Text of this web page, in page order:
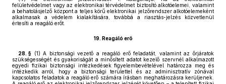
felületvédelmet vagy az elektronikai térvédelmet biztosító alkotóelemei, valamint
a behatolásjelző központ a teljes körű elektronikai jelzőrendszer alkotóelemeként
alkalmasak a védelem kialakítására, továbbá a riasztás-jelzés közvetlenül
értesíti a reagáló erőt.
19. Reagáló erő
28. § (1) A biztonsági vezető a reagáló erő feladatát, valamint az őrjáratok
szükségességét és gyakoriságát a minősített adatot kezelő szervnél alkalmazott
egyedi fizikai biztonsági intézkedések figyelembevételével határozza meg és
intézkedik arról, hogy a biztonsági területtel és az adminisztratív zónával
kapcsolatos feladatok a reagáló erő számára írásban meghatározásra kerüljenek.